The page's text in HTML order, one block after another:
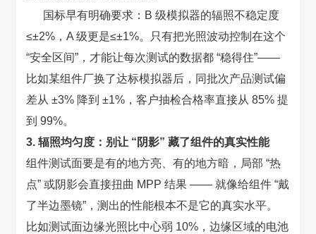
国标早有明确要求：B 级模拟器的辐照不稳定度
≤±2%，A 级更是≤±1%。只有把光照波动控制在这个
“安全区间”，才能让每次测试的数据都 “稳得住”——
比如某组件厂换了达标模拟器后，同批次产品测试偏
差从 ±3% 降到 ±1%，客户抽检合格率直接从 85% 提
到 99%。
3. 辐照均匀度：别让 “阴影” 藏了组件的真实性能
组件测试面要是有的地方亮、有的地方暗，局部 “热
点” 或阴影会直接扭曲 MPP 结果 —— 就像给组件 “戴
了半边墨镜”，测出的性能根本不是它的真实水平。
比如测试面边缘光照比中心弱 10%，边缘区域的电池